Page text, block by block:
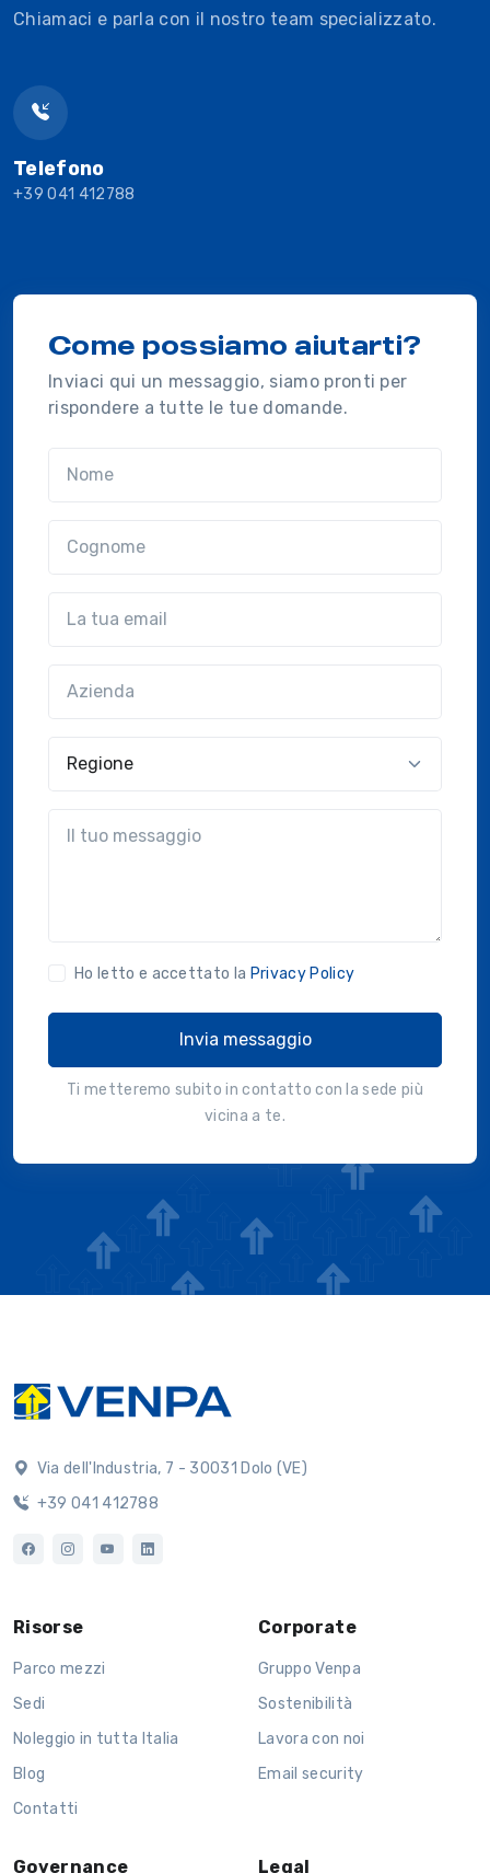
Chiamaci e parla con il nostro team specializzato.
Telefono
+39 041 412788
Come possiamo aiutarti?
Inviaci qui un messaggio, siamo pronti per
rispondere a tutte le tue domande.
Ho letto e accettato la Privacy Policy
Invia messaggio
Ti metteremo subito in contatto con la sede più
vicina a te.
Via dell'Industria, 7 - 30031 Dolo (VE)
+39 041 412788
Risorse
Parco mezzi
Sedi
Noleggio in tutta Italia
Blog
Contatti
Corporate
Gruppo Venpa
Sostenibilità
Lavora con noi
Email security
Governance Legal